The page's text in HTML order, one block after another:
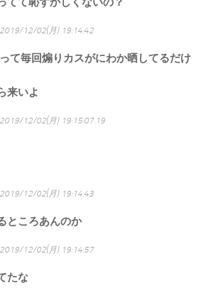
2019/12/02(月) 19:14:42
て毎回煽りカスがにわか晒してるだけ
来いよ
2019/12/02(月) 19:15:07.19
2019/12/02(月) 19:14:43
ところあんのか
2019/12/02(月) 19:14:57
たな